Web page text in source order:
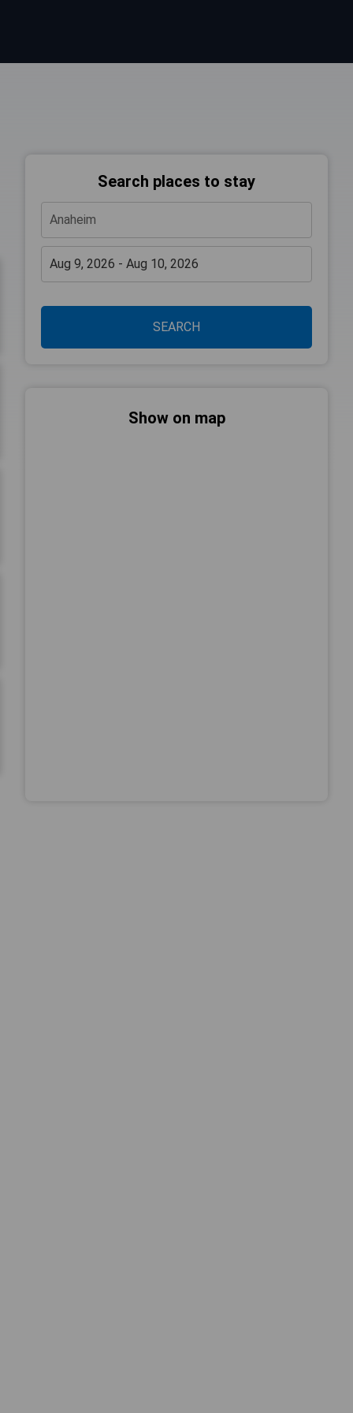
Search places to stay
SEARCH
Show on map